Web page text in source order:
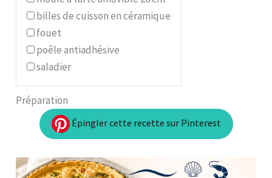
billes de cuisson en céramique
fouet
poêle antiadhésive
saladier
Préparation
Épingler cette recette sur Pinterest